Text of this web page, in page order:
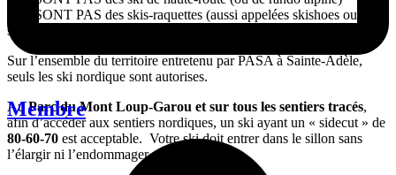
Membre
– ne SONT PAS des skis-raquettes (aussi appelées skishoes ou
skihauk)
Sur l’ensemble du territoire entretenu par PASA à Sainte-Adèle,
seuls les ski nordique sont autorises.
AuParc du Mont Loup-Garou et sur tous les sentiers tracés,
afin d’accéder aux sentiers nordiques, un ski ayant un « sidecut » de
80-60-70 est acceptable. Votre ski doit entrer dans le sillon sans
l’élargir ni l’endommager.